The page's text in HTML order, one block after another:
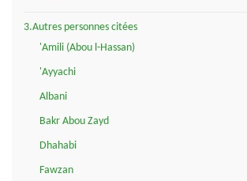
3.Autres personnes citées
'Amili (Abou l-Hassan)
'Ayyachi
Albani
Bakr Abou Zayd
Dhahabi
Fawzan